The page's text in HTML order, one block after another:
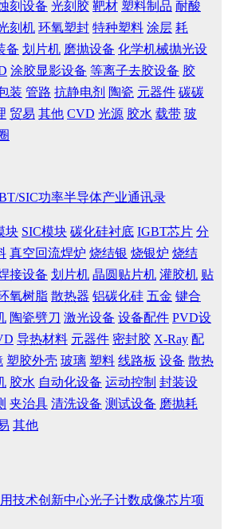
刻设备 光刻胶 靶材 塑料制品 耐酸
刻机 环氧塑封 特种塑料 涂层 耗
备 划片机 磨抛设备 化学机械抛光设
涂胶显影设备 等离子去胶设备 胶
装 管路 抗静电剂 陶瓷 元器件 碳碳
贸易 其他 CVD 光源 胶水 载带 玻
SIC功率半导体产业通讯录
块 SIC模块 碳化硅衬底 IGBT芯片 分
真空回流焊炉 烧结银 烧银炉 烧结
接设备 划片机 晶圆贴片机 灌胶机 贴
氧树脂 散热器 铝碳化硅 五金 键合
陶瓷劈刀 激光设备 设备配件 PVD设
导热材料 元器件 密封胶 X-Ray 配
塑胶外壳 玻璃 塑料 线路板 设备 散热
胶水 自动化设备 运动控制 封装设
夹治具 清洗设备 测试设备 磨抛耗
其他
技术创新中心光子计数成像芯片项